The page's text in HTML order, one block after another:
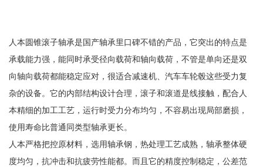
人本圆锥滚子轴承是国产轴承里口碑不错的产品，它突出的特点是
承载能力强，能同时承受径向载荷和轴向载荷，不管是单向还是双
向轴向载荷都能稳定应对，很适合减速机、汽车车轮毂这些受力复
杂的设备。它的内部结构设计合理，滚子和滚道是线接触，配合人
本精细的加工工艺，运行时受力分布均匀，不容易出现局部磨损，
使用寿命比普通同类型轴承更长。
人本严格把控原材料，选用轴承钢，热处理工艺成熟，轴承整体硬
度均匀，抗冲击和抗疲劳性能都。而且它的精度控制稳定，公差范